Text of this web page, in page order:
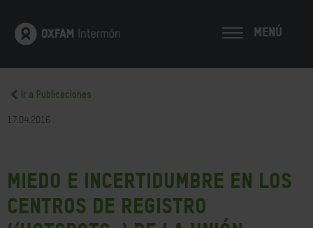
MENÚ
Ir a Publicaciones
17.04.2016
Miedo e incertidumbre en los
centros de registro